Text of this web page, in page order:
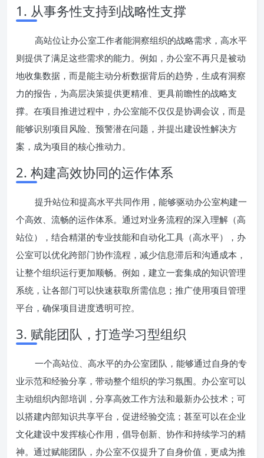
1. 从事务性支持到战略性支撑
高站位让办公室工作者能洞察组织的战略需求，高水平
则提供了满足这些需求的能力。例如，办公室不再只是被动
地收集数据，而是能主动分析数据背后的趋势，生成有洞察
力的报告，为高层决策提供更精准、更具前瞻性的战略支
撑。在项目推进过程中，办公室能不仅仅是协调会议，而是
能够识别项目风险、预警潜在问题，并提出建设性解决方
案，成为项目的核心推动力。
2. 构建高效协同的运作体系
提升站位和提高水平共同作用，能够驱动办公室构建一
个高效、流畅的运作体系。通过对业务流程的深入理解（高
站位），结合精湛的专业技能和自动化工具（高水平），办
公室可以优化跨部门协作流程，减少信息滞后和沟通成本，
让整个组织运行更加顺畅。例如，建立一套集成的知识管理
系统，让各部门可以快速获取所需信息；推广使用项目管理
平台，确保项目进度透明可控。
3. 赋能团队，打造学习型组织
一个高站位、高水平的办公室团队，能够通过自身的专
业示范和经验分享，带动整个组织的学习氛围。办公室可以
主动组织内部培训，分享高效工作方法和最新办公技术；可
以搭建内部知识共享平台，促进经验交流；甚至可以在企业
文化建设中发挥核心作用，倡导创新、协作和持续学习的精
神。通过赋能团队，办公室不仅提升了自身价值，更成为推